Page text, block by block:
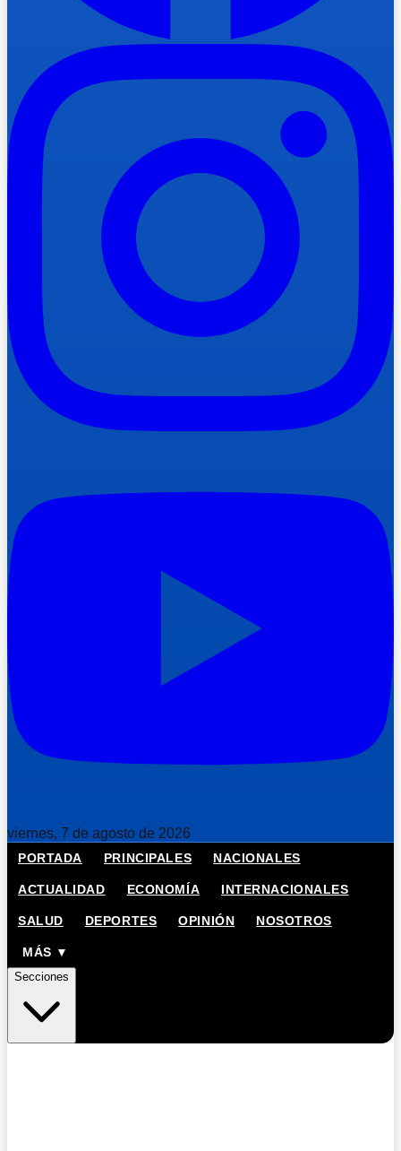
viernes, 7 de agosto de 2026
PORTADA PRINCIPALES NACIONALES
ACTUALIDAD ECONOMÍA INTERNACIONALES
SALUD DEPORTES OPINIÓN NOSOTROS
MÁS ▼
Secciones